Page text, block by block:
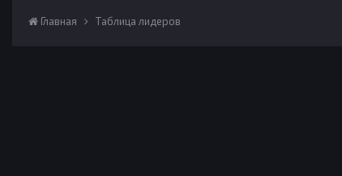
Главная Таблица лидеров